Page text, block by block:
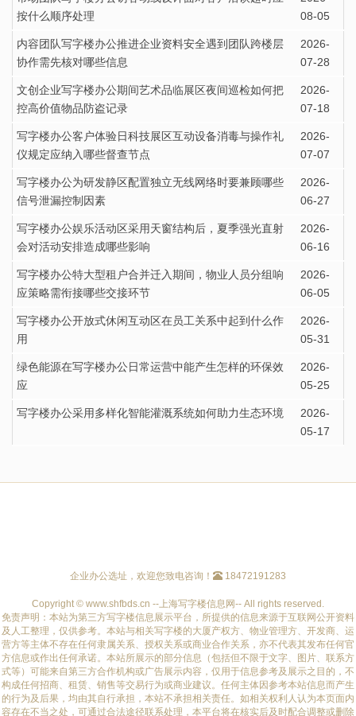
按什么顺序处理
08-05
内容团队写字楼办公推进企业资料安全遇到团队跨楼层
协作需先核对哪些信息
2026-
07-28
文创企业写字楼办公期间艺术品临展区夜间巡检如何把
控高价值物品防盗记录
2026-
07-18
写字楼办公客户体验日科技展区互动设备消毒与操作礼
仪规定应纳入哪些督查节点
2026-
07-07
写字楼办公为研发静区配置独立无线网络时要兼顾哪些
信号泄漏控制因素
2026-
06-27
写字楼办公娱乐活动区采用天窗结构后，夏季强光直射
会对活动安排造成哪些影响
2026-
06-16
写字楼办公特大型租户合并迁入期间，物业人员分组响
应策略需衔接哪些交接环节
2026-
06-05
写字楼办公开放式休闲互动区在员工关系中起到什么作
用
2026-
05-31
绿色能源在写字楼办公日常运营中能产生怎样的环保效
应
2026-
05-25
写字楼办公采用多样化智能灌溉系统如何助力生态环境
2026-
05-17
企业办公选址，欢迎您致电咨询！ 18472191283
Copyright © www.shfbds.cn --上海写字楼信息网-- All rights reserved.
免责声明：本站为第三方写字楼信息展示平台，所提供的信息来源于互联网公开资料
及人工整理，仅供参考。本站与相关写字楼的大厦产权方、物业管理方、开发商、运
营方等主体不存在任何隶属关系、授权关系或商业合作关系，亦不代表其发布任何官
方信息或作出任何承诺。本站所展示的部分信息（包括但不限于文字、图片、联系方
式等）可能来自第三方合作机构或广告展示内容，仅用于信息参考及展示之目的，不
构成任何招商、租赁、销售等交易行为或商业建议。任何主体因参考本站信息而产生
的行为及后果，均由其自行承担，本站不承担相关责任。如相关权利人认为本页面内
容存在不当之处，可通过合法途径联系处理，本平台将在核实后及时配合调整或删除